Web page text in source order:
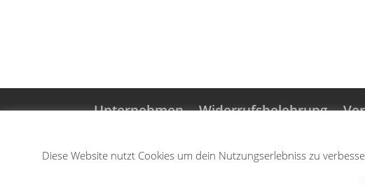
Unternehmen Widerrufsbelehrung
Diese Website nutzt Cookies um dein Nutzungserlebniss zu